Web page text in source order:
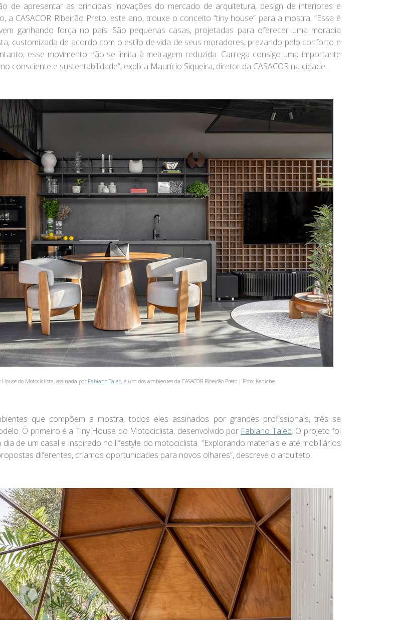
de apresentar as principais inovações do mercado de arquitetura, design de interiores e
a CASACOR Ribeirão Preto, este ano, trouxe o conceito “tiny house” para a mostra. “Essa é
ganhando força no país. São pequenas casas, projetadas para oferecer uma moradia
customizada de acordo com o estilo de vida de seus moradores, prezando pelo conforto e
esse movimento não se limita à metragem reduzida. Carrega consigo uma importante
consciente e sustentabilidade”, explica Maurício Siqueira, diretor da CASACOR na cidade.
House do Motociclista, assinada por Fabiano Taleb, é um dos ambientes da CASACOR Ribeirão Preto | Foto: Keniche
que compõem a mostra, todos eles assinados por grandes profissionais, três se
O primeiro é a Tiny House do Motociclista, desenvolvido por Fabiano Taleb. O projeto foi
de um casal e inspirado no lifestyle do motociclista. “Explorando materiais e até mobiliários
diferentes, criamos oportunidades para novos olhares”, descreve o arquiteto.